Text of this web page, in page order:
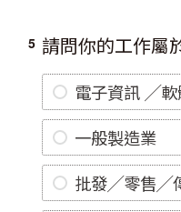
5 請問你的工作屬
電子資訊 ╱
一般製造業
批發╱零售╱